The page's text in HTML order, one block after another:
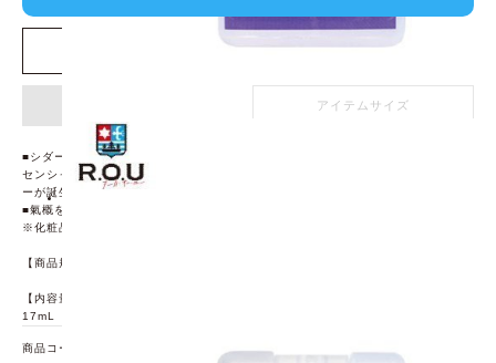
店舗在庫を確認する
アイテムサイズ
■シダーウッド、イランイラン、ローズマリー、ジュニパーベリーなど様々なエッ
センシャルオイルのエネルギッシュな香りを楽しめるルームフレグランススプレ
ーが誕生しました。
■氣概を満たしたいときに、さっとスプレーしてください。
※化粧品ではありませんので、お肌に直接使用しないで下さい。
【商品規格】サイズ:(約)55×87×11
【内容量】
17mL
商品コード